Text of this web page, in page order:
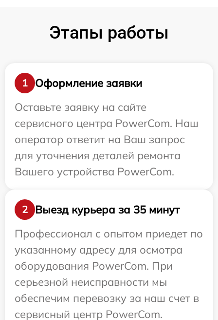
Этапы работы
1
Оформление заявки
Оставьте заявку на сайте
сервисного центра PowerCom. Наш
оператор ответит на Ваш запрос
для уточнения деталей ремонта
Вашего устройства PowerCom.
2
Выезд курьера за 35 минут
Профессионал с опытом приедет по
указанному адресу для осмотра
оборудования PowerCom. При
серьезной неисправности мы
обеспечим перевозку за наш счет в
сервисный центр PowerCom.